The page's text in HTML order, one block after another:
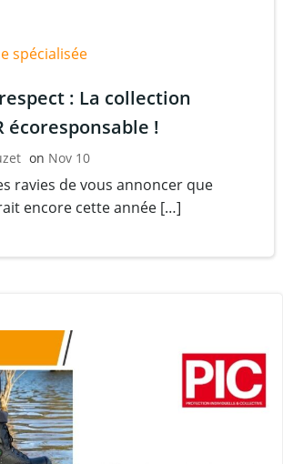
spécialisée
respect : La collection
écoresponsable !
on Nov 10
ravies de vous annoncer que
encore cette année […]